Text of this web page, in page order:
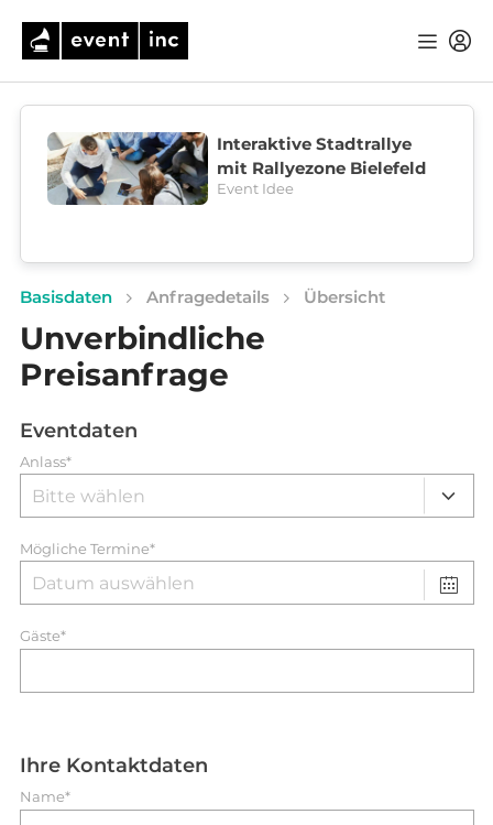
Interaktive Stadtrallye
mit Rallyezone Bielefeld
Event Idee
Basisdaten Anfragedetails Übersicht
Unverbindliche
Preisanfrage
Eventdaten
Anlass*
Mögliche Termine*
Gäste*
Ihre Kontaktdaten
Name*